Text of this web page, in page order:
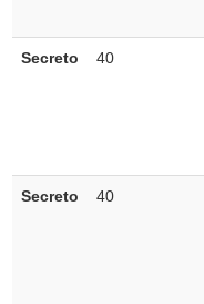
Secreto 40
Secreto 40